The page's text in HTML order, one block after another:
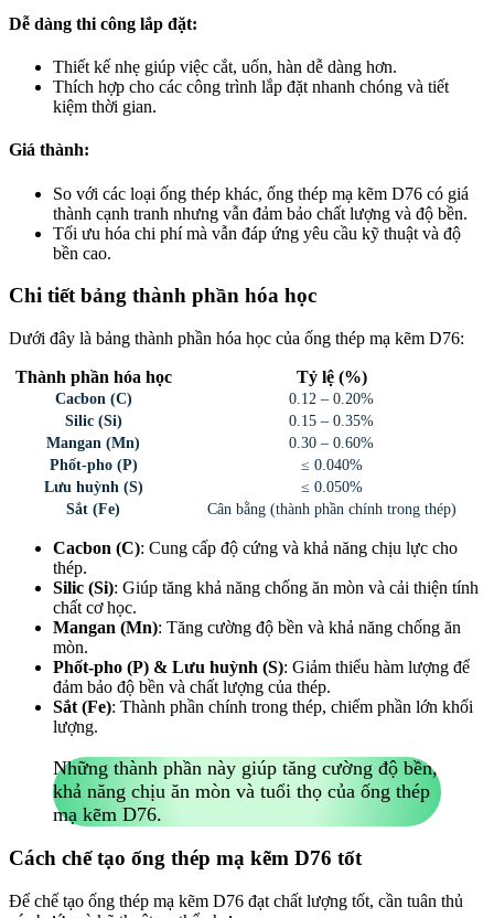
Dễ dàng thi công lắp đặt:
Thiết kế nhẹ giúp việc cắt, uốn, hàn dễ dàng hơn.
Thích hợp cho các công trình lắp đặt nhanh chóng và tiết
kiệm thời gian.
Giá thành:
So với các loại ống thép khác, ống thép mạ kẽm D76 có giá
thành cạnh tranh nhưng vẫn đảm bảo chất lượng và độ bền.
Tối ưu hóa chi phí mà vẫn đáp ứng yêu cầu kỹ thuật và độ
bền cao.
Chi tiết bảng thành phần hóa học
Dưới đây là bảng thành phần hóa học của ống thép mạ kẽm D76:
Thành phần hóa học Tỷ lệ (%)
Cacbon (C)
0.12 – 0.20%
Silic (Si)
0.15 – 0.35%
Mangan (Mn)
0.30 – 0.60%
Phốt-pho (P)
≤ 0.040%
Lưu huỳnh (S)
≤ 0.050%
Sắt (Fe)
Cân bằng (thành phần chính trong thép)
Cacbon (C): Cung cấp độ cứng và khả năng chịu lực cho
thép.
Silic (Si): Giúp tăng khả năng chống ăn mòn và cải thiện tính
chất cơ học.
Mangan (Mn): Tăng cường độ bền và khả năng chống ăn
mòn.
Phốt-pho (P) & Lưu huỳnh (S): Giảm thiểu hàm lượng để
đảm bảo độ bền và chất lượng của thép.
Sắt (Fe): Thành phần chính trong thép, chiếm phần lớn khối
lượng.
Những thành phần này giúp tăng cường độ bền,
khả năng chịu ăn mòn và tuổi thọ của ống thép
mạ kẽm D76.
Cách chế tạo ống thép mạ kẽm D76 tốt
Để chế tạo ống thép mạ kẽm D76 đạt chất lượng tốt, cần tuân thủ